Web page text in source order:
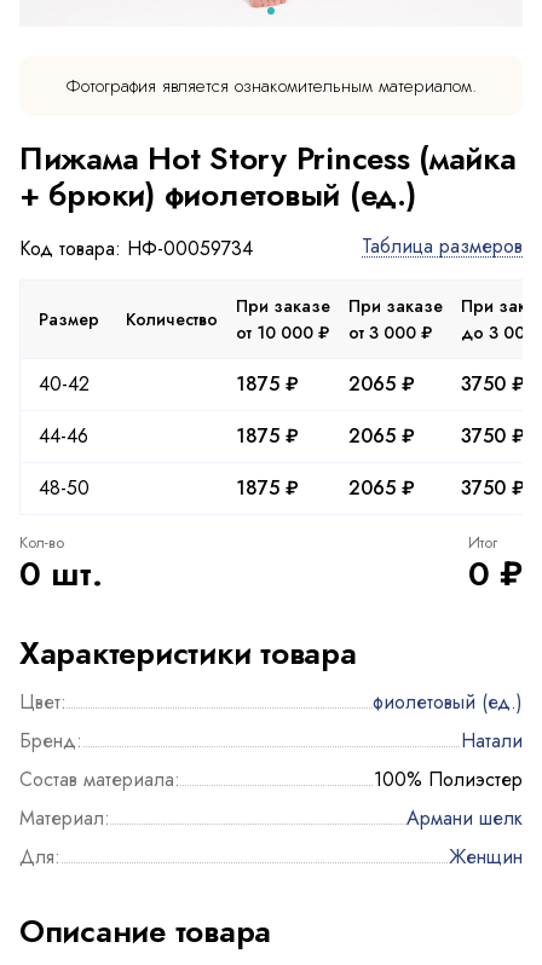
Фотография является ознакомительным материалом.
Пижама Hot Story Princess (майка
+ брюки) фиолетовый (ед.)
Код товара: НФ-00059734 Таблица размеров
Размер Количество
При заказе
от 10 000 ₽
При заказе
от 3 000 ₽
При
до 3 000
40-42 1875 ₽ 2065 ₽
3750 ₽
44-46
1875 ₽ 2065 ₽
3750 ₽
48-50
1875 ₽ 2065 ₽ 3750 ₽
Кол-во
0 шт.
Итог
0 ₽
Характеристики товара
Цвет:
фиолетовый (ед.)
Бренд:
Натали
Состав материала:
100% Полиэстер
Материал:
Армани шелк
Для:
Женщин
Описание товара